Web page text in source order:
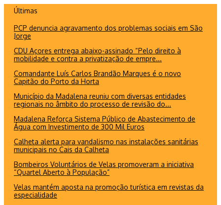
conteúdo
Últimas
PCP denuncia agravamento dos problemas sociais em São
Jorge
CDU Açores entrega abaixo-assinado “Pelo direito à
mobilidade e contra a privatização de empre...
Comandante Luís Carlos Brandão Marques é o novo
Capitão do Porto da Horta
Município da Madalena reuniu com diversas entidades
regionais no âmbito do processo de revisão do...
Madalena Reforça Sistema Público de Abastecimento de
Água com Investimento de 300 Mil Euros
Calheta alerta para vandalismo nas instalações sanitárias
municipais no Cais da Calheta
Bombeiros Voluntários de Velas promoveram a iniciativa
“Quartel Aberto à População”
Velas mantém aposta na promoção turística em revistas da
especialidade